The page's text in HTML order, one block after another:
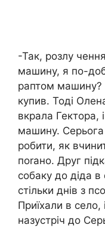
-Так, розлу
машину, я по-
раптом
купив. Тоді
вкрала Гектора,
машину.
робити, як
поrано. Друг
собаку до діда
стільки днів з
Приїхали в село,
назустріч до